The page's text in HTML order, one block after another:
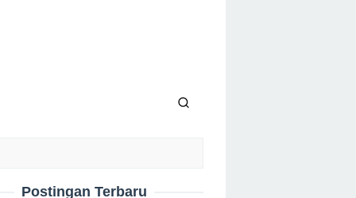
Postingan Terbaru